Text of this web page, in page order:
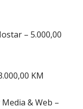
– 5.000,00
KM
& Web –